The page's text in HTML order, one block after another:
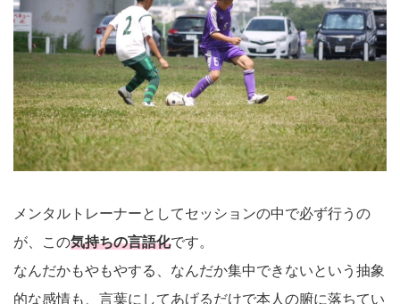
メンタルトレーナーとしてセッションの中で必ず行うの
が、この気持ちの言語化です。
なんだかもやもやする、なんだか集中できないという抽象
的な感情も、言葉にしてあげるだけで本人の腑に落ちてい